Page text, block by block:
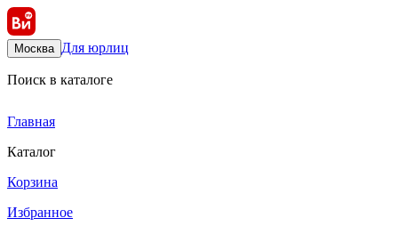
Москва Для юрлиц
Поиск в каталоге
Главная
Каталог
Корзина
Избранное